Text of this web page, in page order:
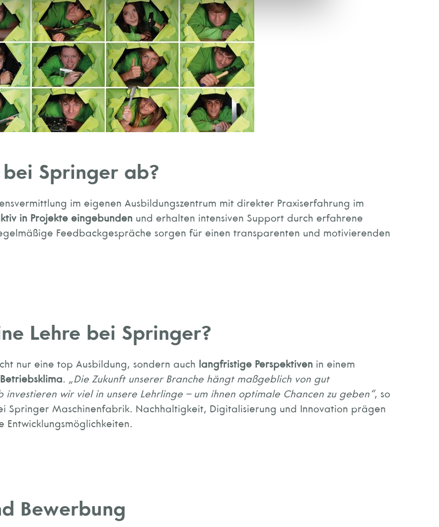
Springer ab?
im eigenen Ausbildungszentrum mit direkter Praxiserfahrung im
in Projekte eingebunden und erhalten intensiven Support durch erfahrene
Feedbackgespräche sorgen für einen transparenten und motivierenden
Lehre bei Springer?
nur eine top Ausbildung, sondern auch langfristige Perspektiven in einem
. „Die Zukunft unserer Branche hängt maßgeblich von gut
wir viel in unsere Lehrlinge – um ihnen optimale Chancen zu geben“, so
Springer Maschinenfabrik. Nachhaltigkeit, Digitalisierung und Innovation prägen
Bewerbung